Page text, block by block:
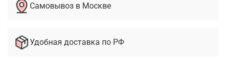
Самовывоз в Москве
Удобная доставка по РФ